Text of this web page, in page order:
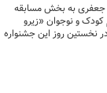
جعفری به بخش مسابقه
کودک و نوجوان «زیرو
نخستین روز این جشنواره